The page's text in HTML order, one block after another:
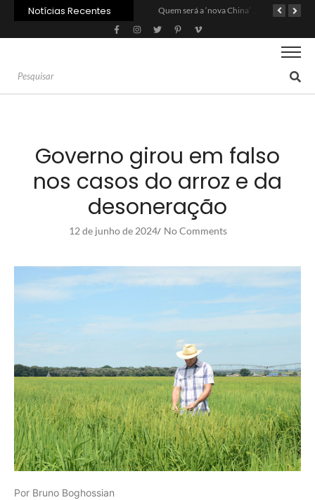
Notícias Recentes Quem será a ‘nova China’ do agro quando o apetite de Pequim acabar?
Governo girou em falso
nos casos do arroz e da
desoneração
12 de junho de 2024/ No Comments
Por Bruno Boghossian